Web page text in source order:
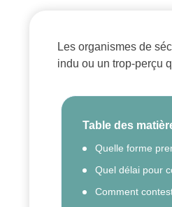
Les organismes de
indu ou un trop-perçu
Table des
Quelle forme
Quel délai pour
Comment